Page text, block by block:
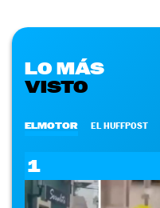
LO MÁS
VISTO
ELMOTOR EL HUFFPOST
1